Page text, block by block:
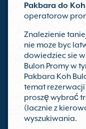
Pakbara do
operatorow
Znalezienie
nie moze byc
dowiedziec sie
Bulon Promy w
Pakbara Koh
temat rezerwacji
proszę wybrać
(lacznie z
wyszukiwania.